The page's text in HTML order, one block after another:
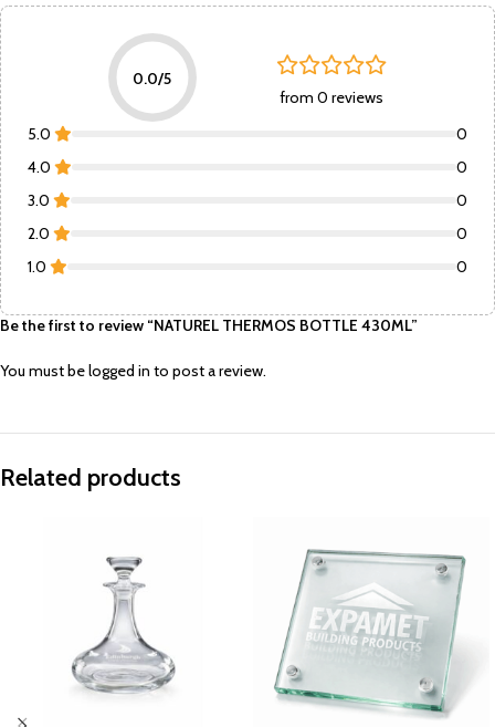
0.0/5
from 0 reviews
5.0
0
4.0
0
3.0
0
2.0
0
1.0
0
Be the first to review “NATUREL THERMOS BOTTLE 430ML”
You must belogged in to post a review.
Related products